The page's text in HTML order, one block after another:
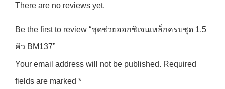
There are no reviews yet.
Be the first to review “ชุดช่วยออกซิเจนเหล็กครบชุด 1.5
คิว BM137”
Your email address will not be published. Required
fields are marked *